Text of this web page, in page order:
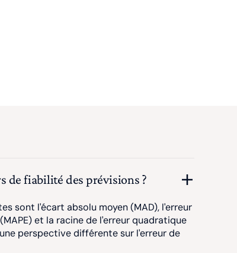
de fiabilité des prévisions ?
sont l'écart absolu moyen (MAD), l'erreur
et la racine de l'erreur quadratique
perspective différente sur l'erreur de